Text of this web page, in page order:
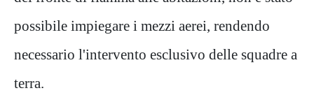
possibile impiegare i mezzi aerei, rendendo
necessario l'intervento esclusivo delle squadre a
terra.